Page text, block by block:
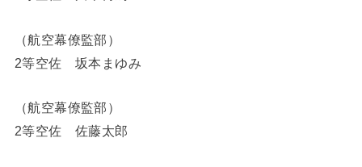
（航空幕僚監部）
2等空佐 坂本まゆみ
（航空幕僚監部）
2等空佐 佐藤太郎